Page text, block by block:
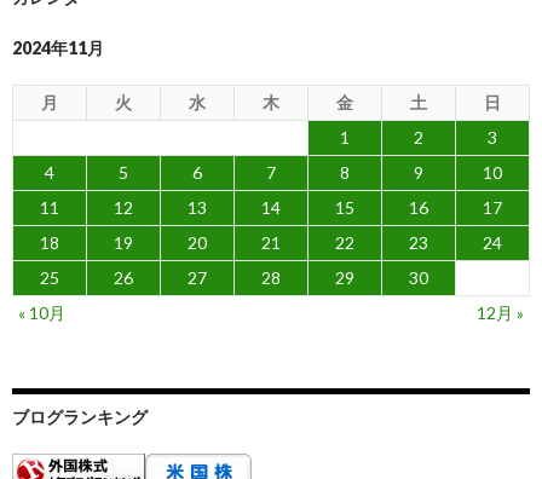
2024年11月
月 火 水 木 金 土
日
1
2
3
4
5 6 7 8 9
10
11
12 13 14 15 16
17
18
19 20 21 22 23
24
25
26 27 28 29
30
« 10月
12月 »
ブログランキング